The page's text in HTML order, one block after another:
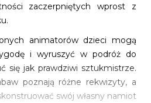
zaczerpniętych wprost z
animatorów dzieci mogą
i wyruszyć w podróż do
się jak prawdziwi sztukmistrze.
poznają różne rekwizyty, a
swój własny namiot